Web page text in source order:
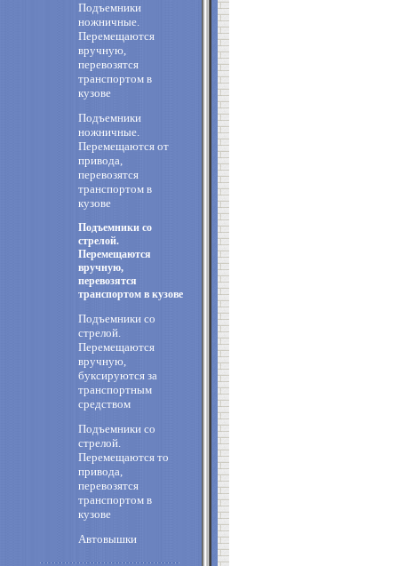
Подъемники
ножничные.
Перемещаются
вручную,
перевозятся
транспортом в
кузове
Подъемники
ножничные.
Перемещаются от
привода,
перевозятся
транспортом в
кузове
Подъемники со
стрелой.
Перемещаются
вручную,
перевозятся
транспортом в кузове
Подъемники со
стрелой.
Перемещаются
вручную,
буксируются за
транспортным
средством
Подъемники со
стрелой.
Перемещаются то
привода,
перевозятся
транспортом в
кузове
Автовышки